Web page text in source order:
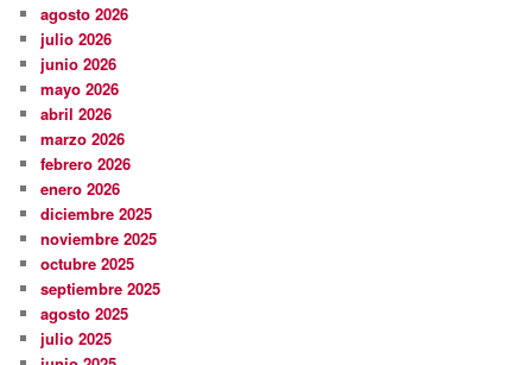
agosto 2026
julio 2026
junio 2026
mayo 2026
abril 2026
marzo 2026
febrero 2026
enero 2026
diciembre 2025
noviembre 2025
octubre 2025
septiembre 2025
agosto 2025
julio 2025